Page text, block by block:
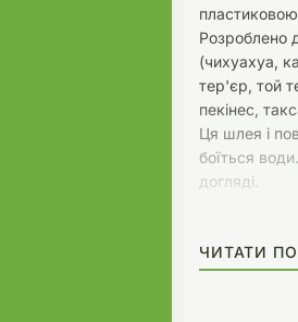
Розроблено
(чихуахуа,
тер'єр, той
пекінес,
Ця шлея і
боїться
догляді.
ЧИТАТИ